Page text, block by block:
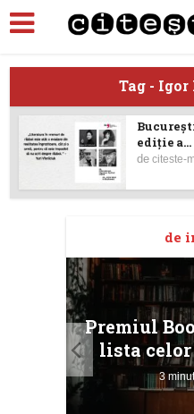
Tag -
ediție a...
deciteste-
de
Premiul
lista celor
3